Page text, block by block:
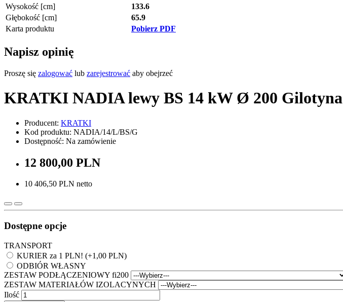
Wysokość [cm]
133.6
Głębokość [cm]
65.9
Karta produktu
Pobierz PDF
Napisz opinię
Proszę się zalogować lub zarejestrować aby obejrzeć
KRATKI NADIA lewy BS 14 kW Ø 200 Gilotyna
Producent: KRATKI
Kod produktu: NADIA/14/L/BS/G
Dostępność: Na zamówienie
12 800,00 PLN
10 406,50 PLN netto
Dostępne opcje
TRANSPORT
KURIER za 1 PLN! (+1,00 PLN)
ODBIÓR WŁASNY
ZESTAW PODŁĄCZENIOWY fi200
ZESTAW MATERIAŁÓW IZOLACYNYCH
Ilość